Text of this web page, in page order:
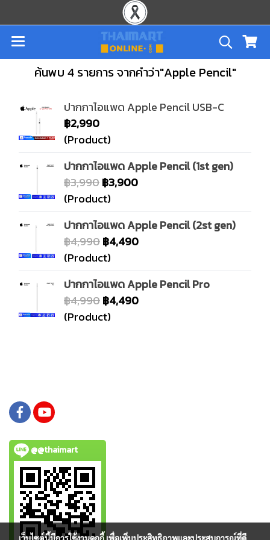
ค้นพบ 4 รายการ จากคำว่า"Apple Pencil"
ปากกาไอแพด Apple Pencil USB-C
฿2,990
(Product)
ปากกาไอแพด Apple Pencil (1st gen)
฿3,990฿3,900
(Product)
ปากกาไอแพด Apple Pencil (2st gen)
฿4,990฿4,490
(Product)
ปากกาไอแพด Apple Pencil Pro
฿4,990฿4,490
(Product)
@@thaimart